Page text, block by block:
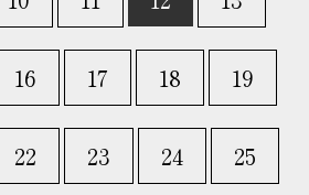
16 17 18 19
22 23 24 25